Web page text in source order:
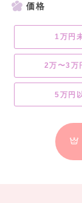
価格
1万円
2万〜3万
5万円